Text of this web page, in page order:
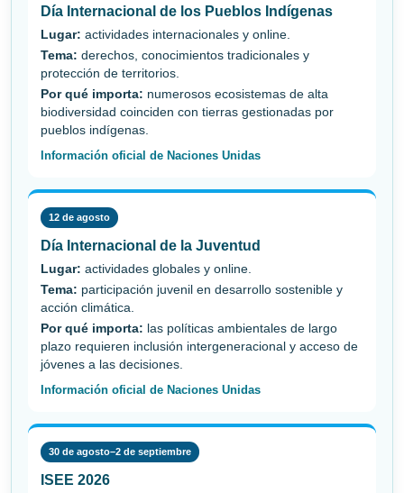
Día Internacional de los Pueblos Indígenas
Lugar: actividades internacionales y online.
Tema: derechos, conocimientos tradicionales y
protección de territorios.
Por qué importa: numerosos ecosistemas de alta
biodiversidad coinciden con tierras gestionadas por
pueblos indígenas.
Información oficial de Naciones Unidas
12 de agosto
Día Internacional de la Juventud
Lugar: actividades globales y online.
Tema: participación juvenil en desarrollo sostenible y
acción climática.
Por qué importa: las políticas ambientales de largo
plazo requieren inclusión intergeneracional y acceso de
jóvenes a las decisiones.
Información oficial de Naciones Unidas
30 de agosto–2 de septiembre
ISEE 2026